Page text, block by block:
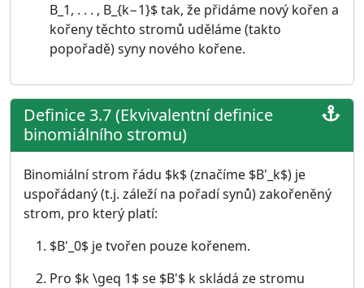
B_1, . . . , B_{k−1}$ tak, že přidáme nový kořen a
kořeny těchto stromů uděláme (takto
popořadě) syny nového kořene.
Definice 3.7 (Ekvivalentní definice
binomiálního stromu)
Binomiální strom řádu $k$ (značíme $B'_k$) je
uspořádaný (t.j. záleží na pořadí synů) zakořeněný
strom, pro který platí:
$B'_0$ je tvořen pouze kořenem.
Pro $k \geq 1$ se $B'$ k skládá ze stromu